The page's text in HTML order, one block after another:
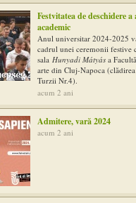
Festvitatea de deschidere
academic
Anul universitar 2024-2025
cadrul unei ceremonii festive
sala Hunyadi Mátyás a
arte din Cluj-Napoca (clădirea
Turzii Nr.4).
acum 2 ani
Admitere, vară 2024
acum 2 ani